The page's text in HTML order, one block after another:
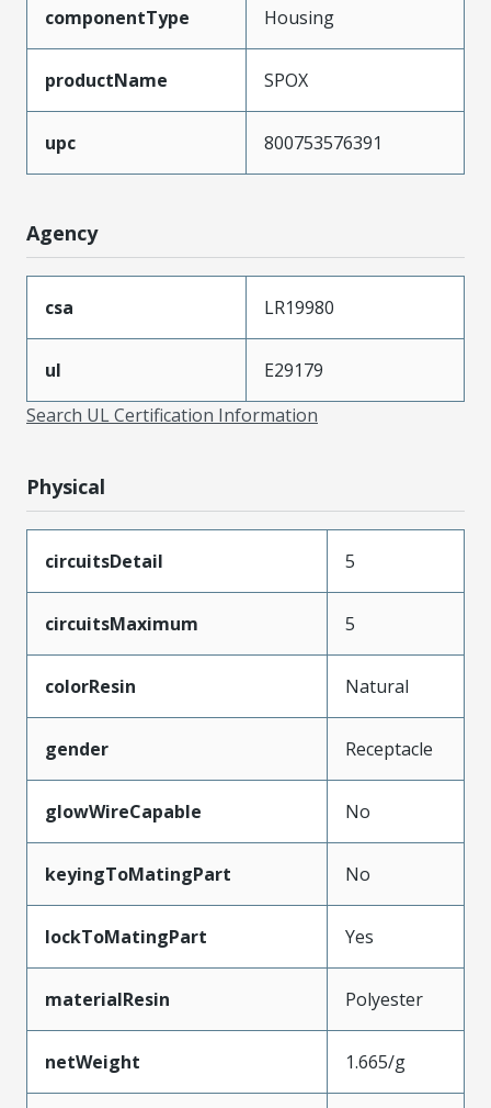
componentType Housing
productName SPOX
upc 800753576391
Agency
csa LR19980
ul
E29179
Search UL Certification Information
Physical
circuitsDetail 5
circuitsMaximum 5
colorResin Natural
gender Receptacle
glowWireCapable No
keyingToMatingPart No
lockToMatingPart Yes
materialResin Polyester
netWeight 1.665/g